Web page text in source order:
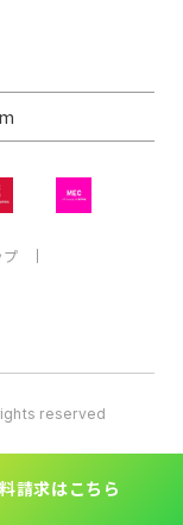
reserved
請求はこちら